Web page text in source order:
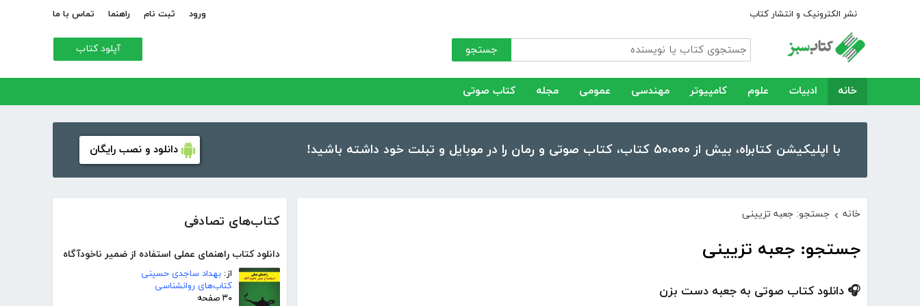
نشر الکترونیک و انتشار کتاب ورود ثبت نام راهنما تماس با ما
جستجو آپلود کتاب
خانه ادبیات علوم کامپیوتر مهندسی عمومی مجله کتاب صوتی
با اپلیکیشن کتابراه، بیش از ۵۰،۰۰۰ کتاب، کتاب صوتی و رمان را در موبایل و تبلت خود داشته باشید! دانلود و نصب رایگان
کتاب‌های تصادفی
دانلود کتاب راهنمای عملی استفاده از ضمیر ناخودآگاه
از: بهداد ساجدی حسینی
کتاب‌های روانشناسی
۳۰ صفحه
خانه › جستجو: جعبه تزیینی
جستجو: جعبه تزیینی
🎧 دانلود کتاب صوتی به جعبه دست بزن